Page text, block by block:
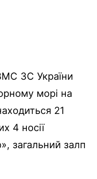
ЗС України
морі на
21
4 носії
загальний залп